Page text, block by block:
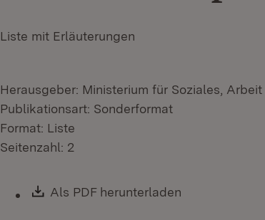
Liste mit Erläuterungen
Herausgeber: Ministerium für Soziales,
Publikationsart: Sonderformat
Format: Liste
Seitenzahl: 2
Download:
Als PDF herunterladen